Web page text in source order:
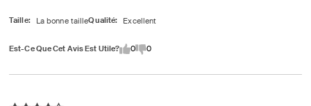
Taille Qualité
Est-Ce Que Cet Avis Est Utile? 0 0